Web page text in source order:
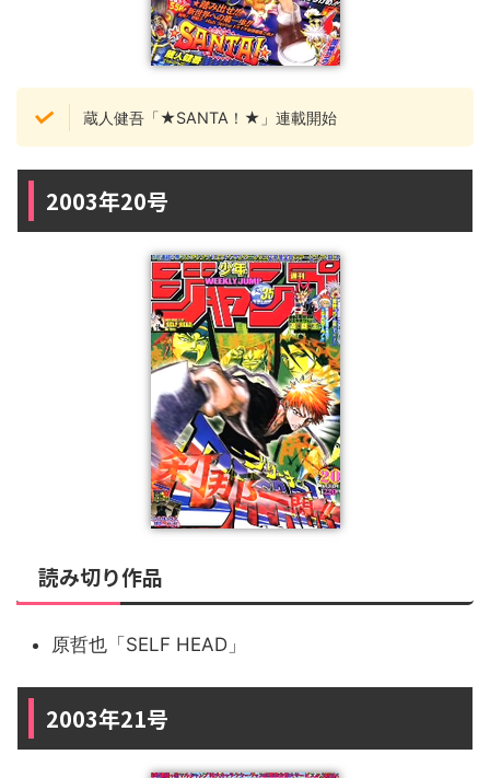
蔵人健吾「★SANTA！★」連載開始
2003年20号
読み切り作品
原哲也「SELF HEAD」
2003年21号